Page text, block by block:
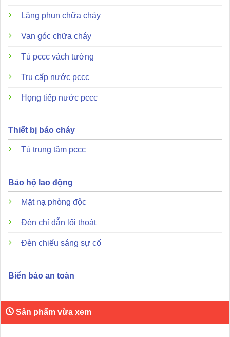
Lăng phun chữa cháy
Van góc chữa cháy
Tủ pccc vách tường
Trụ cấp nước pccc
Họng tiếp nước pccc
Thiết bị báo cháy
Tủ trung tâm pccc
Bảo hộ lao động
Mặt nạ phòng độc
Đèn chỉ dẫn lối thoát
Đèn chiếu sáng sự cố
Biển báo an toàn
Sản phẩm vừa xem